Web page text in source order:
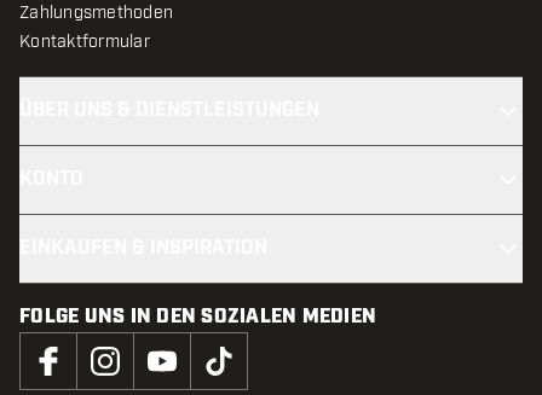
Zahlungsmethoden
Kontaktformular
FOLGE UNS IN DEN SOZIALEN MEDIEN